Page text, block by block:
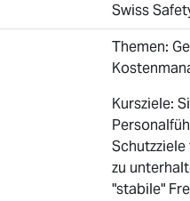
Swiss
Themen:
Kursziele:
zu
"stabile"